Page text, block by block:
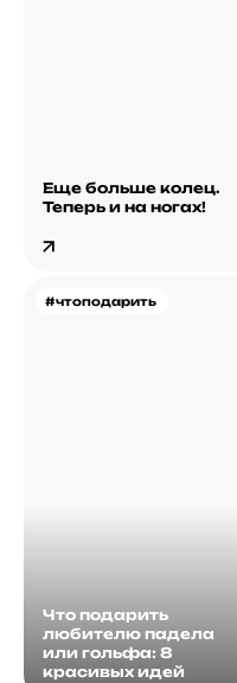
Еще больше колец.
Теперь и на ногах!
#чтоподарить
Что подарить
любителю падела
или гольфа: 8
красивых идей